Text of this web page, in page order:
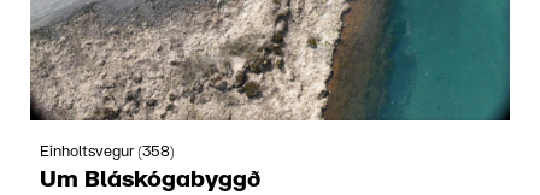
Einholtsvegur (358)
Um Bláskógabyggð